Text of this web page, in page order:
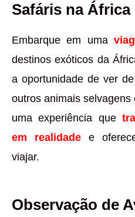
Safáris na África
Embarque em uma
destinos exóticos da
a oportunidade de ver
outros animais
uma experiência que
em realidadee
viajar.
Observação de